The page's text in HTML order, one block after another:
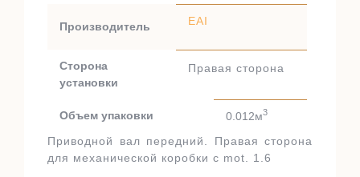
Производитель EAI
Сторона
установки
Правая сторона
Объем упаковки 0.012м3
Приводной вал передний. Правая сторона
для механической коробки с mot. 1.6